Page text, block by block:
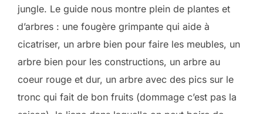
jungle. Le guide nous montre plein de plantes et
d’arbres : une fougère grimpante qui aide à
cicatriser, un arbre bien pour faire les meubles, un
arbre bien pour les constructions, un arbre au
coeur rouge et dur, un arbre avec des pics sur le
tronc qui fait de bon fruits (dommage c’est pas la